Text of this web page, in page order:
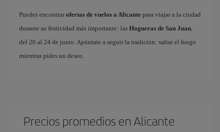
Puedes encontrar ofertas de vuelos a Alicante para viajar a la ciudad
durante su festividad más importante: las Hogueras de San Juan,
del 20 al 24 de junio. Apúntate a seguir la tradición: saltar el fuego
mientras pides un deseo.
Precios promedios en Alicante